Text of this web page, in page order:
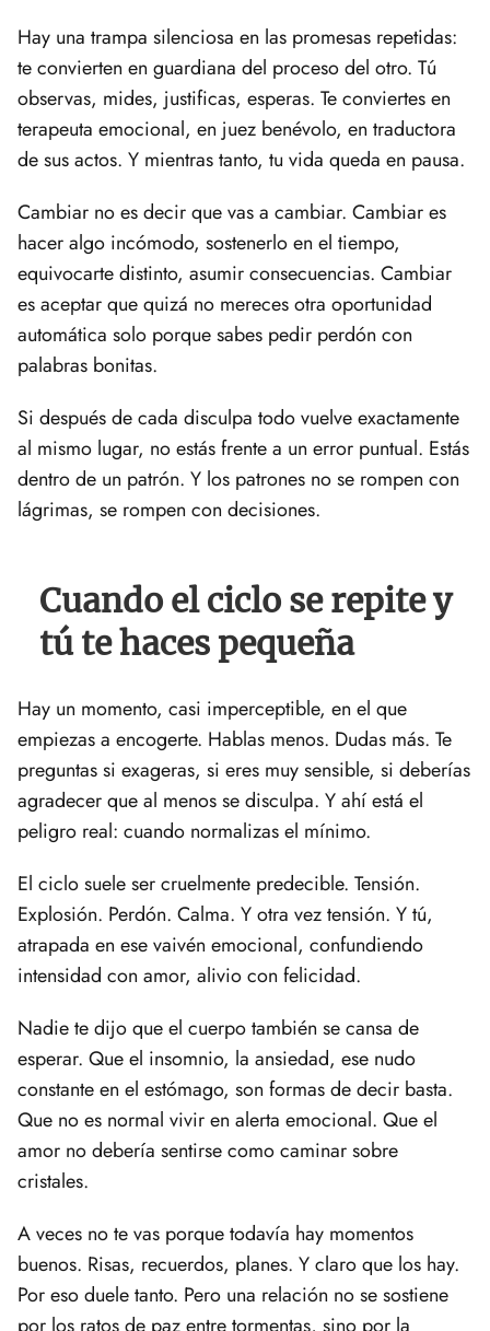
Hay una trampa silenciosa en las promesas repetidas:
te convierten en guardiana del proceso del otro. Tú
observas, mides, justificas, esperas. Te conviertes en
terapeuta emocional, en juez benévolo, en traductora
de sus actos. Y mientras tanto, tu vida queda en pausa.
Cambiar no es decir que vas a cambiar. Cambiar es
hacer algo incómodo, sostenerlo en el tiempo,
equivocarte distinto, asumir consecuencias. Cambiar
es aceptar que quizá no mereces otra oportunidad
automática solo porque sabes pedir perdón con
palabras bonitas.
Si después de cada disculpa todo vuelve exactamente
al mismo lugar, no estás frente a un error puntual. Estás
dentro de un patrón. Y los patrones no se rompen con
lágrimas, se rompen con decisiones.
Cuando el ciclo se repite y
tú te haces pequeña
Hay un momento, casi imperceptible, en el que
empiezas a encogerte. Hablas menos. Dudas más. Te
preguntas si exageras, si eres muy sensible, si deberías
agradecer que al menos se disculpa. Y ahí está el
peligro real: cuando normalizas el mínimo.
El ciclo suele ser cruelmente predecible. Tensión.
Explosión. Perdón. Calma. Y otra vez tensión. Y tú,
atrapada en ese vaivén emocional, confundiendo
intensidad con amor, alivio con felicidad.
Nadie te dijo que el cuerpo también se cansa de
esperar. Que el insomnio, la ansiedad, ese nudo
constante en el estómago, son formas de decir basta.
Que no es normal vivir en alerta emocional. Que el
amor no debería sentirse como caminar sobre
cristales.
A veces no te vas porque todavía hay momentos
buenos. Risas, recuerdos, planes. Y claro que los hay.
Por eso duele tanto. Pero una relación no se sostiene